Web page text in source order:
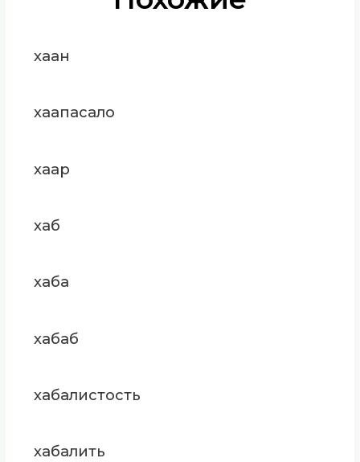
хаан
хаапасало
хаар
хаб
хаба
хабаб
хабалистость
хабалить